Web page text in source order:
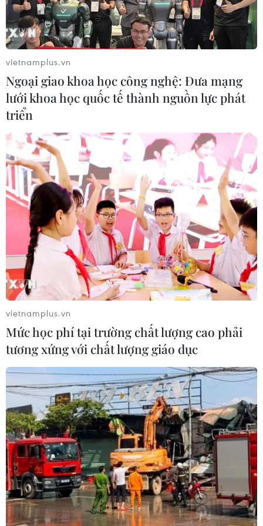
Thổ Nhĩ Kỳ và Ai Cập nâng cấp quan hệ
ngoại giao tới cấp Đại sứ
04/07/2023 08:40
Thổ Nhĩ Kỳ đã bổ nhiệm ông Salih Mutlu Sen làm Đại sứ
nước này tại Cairo, trong khi Ai Cập bổ nhiệm ông Amr
Elhamamy làm Đại sứ nước này tại Ankara.
Ai Cập và Thổ Nhĩ Kỳ tiếp tục thúc đẩy
bình thường hóa quan hệ
vietnamplus.vn
Ngoại giao khoa học công nghệ: Đưa mạng
lưới khoa học quốc tế thành nguồn lực phát
triển
vietnamplus.vn
Mức học phí tại trường chất lượng cao phải
tương xứng với chất lượng giáo dục